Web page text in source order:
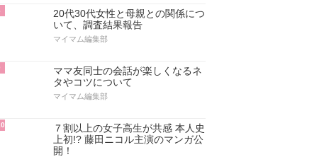
20代30代女性と母親との関係につ
いて、調査結果報告
マイマム編集部
ママ友同士の会話が楽しくなるネ
タやコツについて
マイマム編集部
７割以上の女子高生が共感 本人史
上初!? 藤田ニコル主演のマンガ公
開！